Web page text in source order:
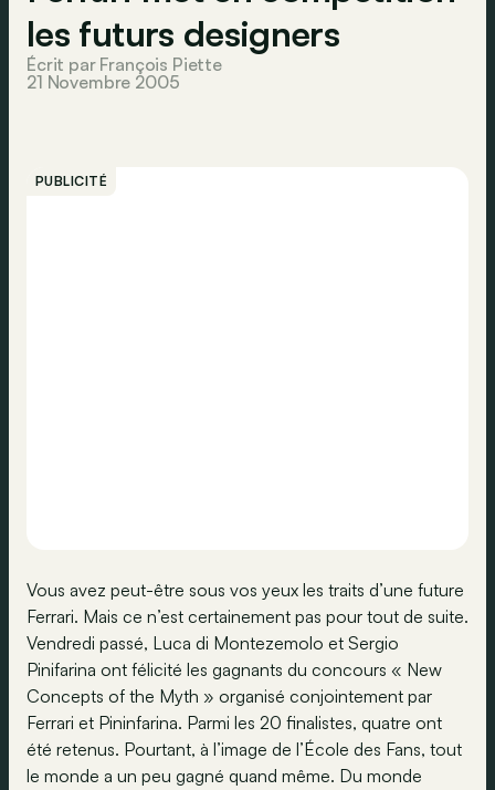
les futurs designers
Écrit par François Piette
21 Novembre 2005
PUBLICITÉ
Vous avez peut-être sous vos yeux les traits d’une future
Ferrari. Mais ce n’est certainement pas pour tout de suite.
Vendredi passé, Luca di Montezemolo et Sergio
Pinifarina ont félicité les gagnants du concours « New
Concepts of the Myth » organisé conjointement par
Ferrari et Pininfarina. Parmi les 20 finalistes, quatre ont
été retenus. Pourtant, à l’image de l’École des Fans, tout
le monde a un peu gagné quand même. Du monde